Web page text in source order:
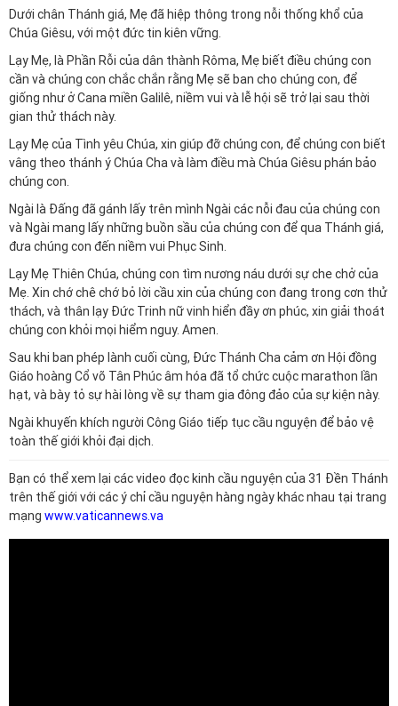
Dưới chân Thánh giá, Mẹ đã hiệp thông trong nỗi thống khổ của
Chúa Giêsu, với một đức tin kiên vững.
Lạy Mẹ, là Phần Rỗi của dân thành Rôma, Mẹ biết điều chúng con
cần và chúng con chắc chắn rằng Mẹ sẽ ban cho chúng con, để
giống như ở Cana miền Galilê, niềm vui và lễ hội sẽ trở lại sau thời
gian thử thách này.
Lạy Mẹ của Tình yêu Chúa, xin giúp đỡ chúng con, để chúng con biết
vâng theo thánh ý Chúa Cha và làm điều mà Chúa Giêsu phán bảo
chúng con.
Ngài là Đấng đã gánh lấy trên mình Ngài các nỗi đau của chúng con
và Ngài mang lấy những buồn sầu của chúng con để qua Thánh giá,
đưa chúng con đến niềm vui Phục Sinh.
Lạy Mẹ Thiên Chúa, chúng con tìm nương náu dưới sự che chở của
Mẹ. Xin chớ chê chớ bỏ lời cầu xin của chúng con đang trong cơn thử
thách, và thân lạy Đức Trinh nữ vinh hiển đầy ơn phúc, xin giải thoát
chúng con khỏi mọi hiểm nguy. Amen.
Sau khi ban phép lành cuối cùng, Đức Thánh Cha cảm ơn Hội đồng
Giáo hoàng Cổ võ Tân Phúc âm hóa đã tổ chức cuộc marathon lần
hạt, và bày tỏ sự hài lòng về sự tham gia đông đảo của sự kiện này.
Ngài khuyến khích người Công Giáo tiếp tục cầu nguyện để bảo vệ
toàn thế giới khỏi đại dịch.
Bạn có thể xem lại các video đọc kinh cầu nguyện của 31 Đền Thánh
trên thế giới với các ý chỉ cầu nguyện hàng ngày khác nhau tại trang
mạng www.vaticannews.va